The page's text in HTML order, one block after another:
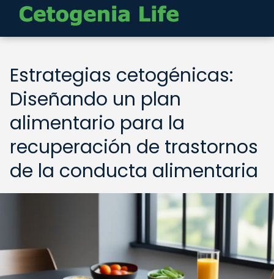
Estrategias cetogénicas:
Diseñando un plan
alimentario para la
recuperación de trastornos
de la conducta alimentaria